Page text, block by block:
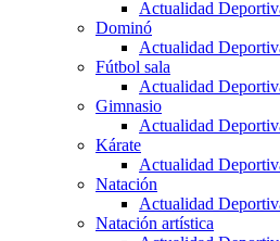
Actualidad
Dominó
Actualidad
Fútbol sala
Actualidad
Gimnasio
Actualidad
Kárate
Actualidad
Natación
Actualidad
Natación artística